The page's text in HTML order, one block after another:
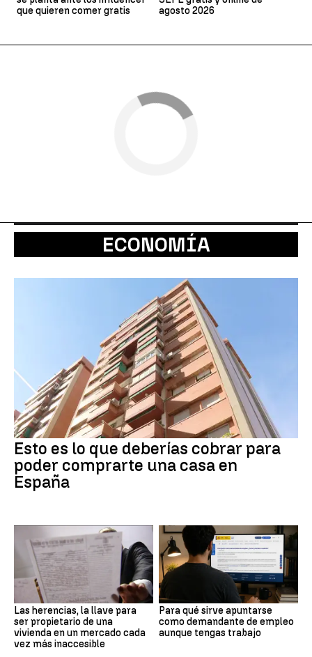
que quieren comer gratis
agosto 2026
ECONOMÍA
Esto es lo que deberías cobrar para
poder comprarte una casa en
España
Las herencias, la llave para
ser propietario de una
vivienda en un mercado cada
vez más inaccesible
Para qué sirve apuntarse
como demandante de empleo
aunque tengas trabajo